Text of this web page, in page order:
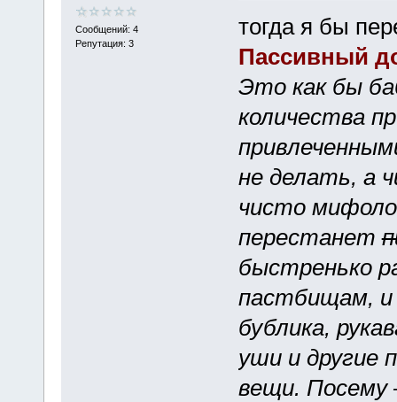
Сообщений: 4
Репутация: 3
тогда я бы
Пассивный
Это как бы
количества
не делать, а
чисто
перестанет
быстренько
пастбищам, и
бублика,
уши и другие
вещи. Посему